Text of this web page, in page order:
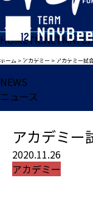
HOMETICKETMATCH
ホーム > アカデミー > アカデミー試
NEWS
ニュース
アカデミー
2020.11.26
アカデミー